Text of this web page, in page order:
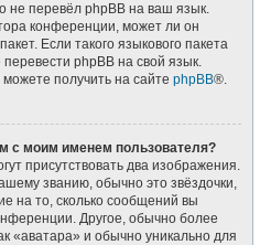
не перевёл phpBB на ваш язык.
конференции, может ли он
Если такого языкового пакета
phpBB на свой язык.
получить на сайте phpBB®.
с моим именем пользователя?
присутствовать два изображения.
званию, обычно это звёздочки,
на то, сколько сообщений вы
Другое, обычно более
«аватара» и обычно уникально для